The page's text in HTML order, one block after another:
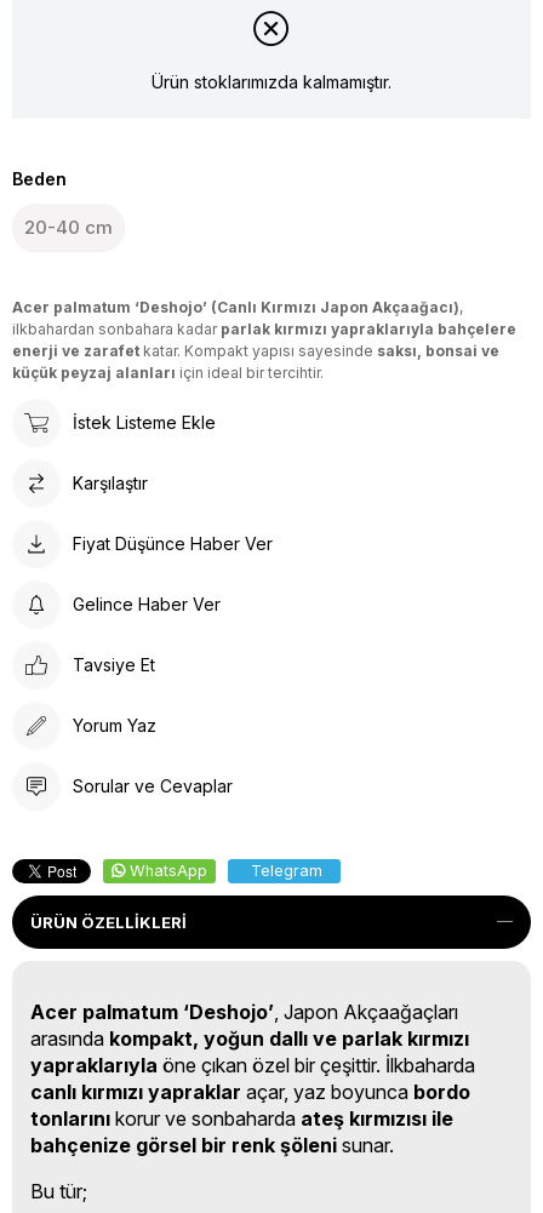
Ürün stoklarımızda kalmamıştır.
Beden
20-40 cm
Acer palmatum ‘Deshojo’ (Canlı Kırmızı Japon Akçaağacı),
ilkbahardan sonbahara kadar parlak kırmızı yapraklarıyla bahçelere
enerji ve zarafet katar. Kompakt yapısı sayesinde saksı, bonsai ve
küçük peyzaj alanları için ideal bir tercihtir.
İstek Listeme Ekle
Karşılaştır
Fiyat Düşünce Haber Ver
Gelince Haber Ver
Tavsiye Et
Yorum Yaz
Sorular ve Cevaplar
WhatsApp Telegram
ÜRÜN ÖZELLIKLERI
Acer palmatum ‘Deshojo’ , Japon Akçaağaçları
arasında kompakt, yoğun dallı ve parlak kırmızı
yapraklarıyla öne çıkan özel bir çeşittir. İlkbaharda
canlı kırmızı yapraklar açar, yaz boyunca bordo
tonlarını korur ve sonbaharda ateş kırmızısı ile
bahçenize görsel bir renk şöleni sunar.
Bu tür;